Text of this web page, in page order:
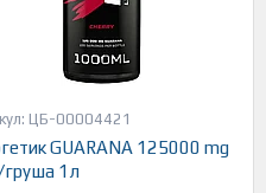
ЦБ-00004421
GUARANA 125000 mg
груша 1л